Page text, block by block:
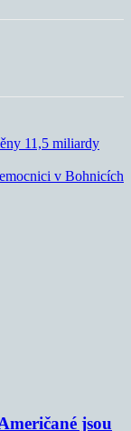
11,5 miliardy
v Bohnicích
jsou